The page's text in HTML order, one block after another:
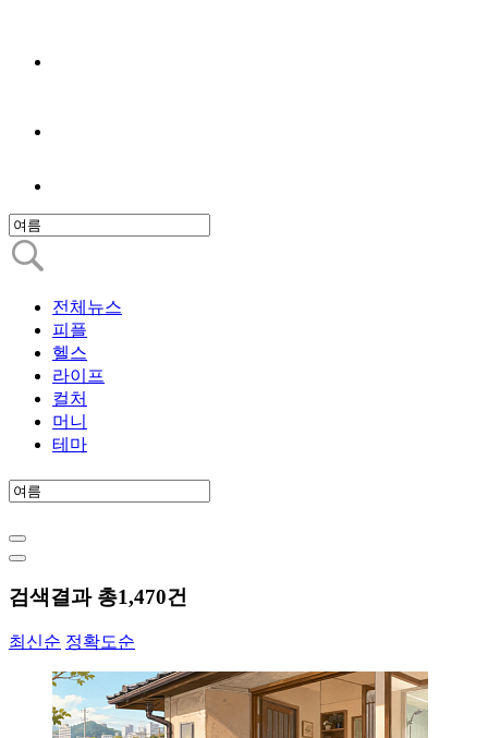
전체뉴스
피플
헬스
라이프
컬처
머니
테마
검색결과 총1,470건
최신순 정확도순